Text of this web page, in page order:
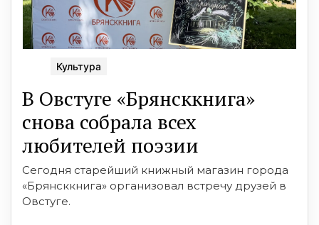
Культура
В Овстуге «Брянсккнига»
снова собрала всех
любителей поэзии
Сегодня старейший книжный магазин города
«Брянсккнига» организовал встречу друзей в
Овстуге.